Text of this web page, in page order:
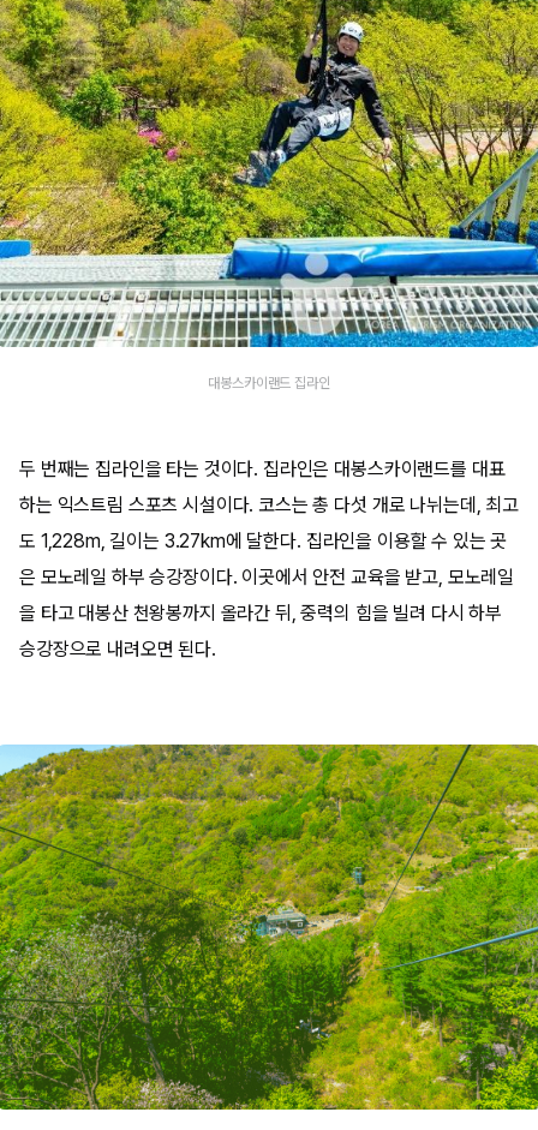
대봉스카이랜드 집라인
두 번째는 집라인을 타는 것이다. 집라인은 대봉스카이랜드를 대표
하는 익스트림 스포츠 시설이다. 코스는 총 다섯 개로 나뉘는데, 최고
도 1,228m, 길이는 3.27km에 달한다. 집라인을 이용할 수 있는 곳
은 모노레일 하부 승강장이다. 이곳에서 안전 교육을 받고, 모노레일
을 타고 대봉산 천왕봉까지 올라간 뒤, 중력의 힘을 빌려 다시 하부
승강장으로 내려오면 된다.